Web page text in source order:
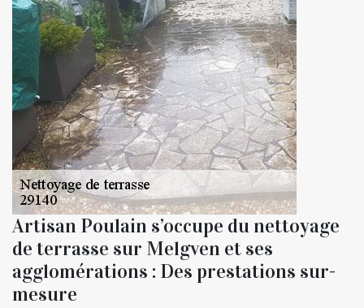
Artisan Poulain s’occupe du nettoyage
de terrasse sur Melgven et ses
agglomérations : Des prestations sur-
mesure